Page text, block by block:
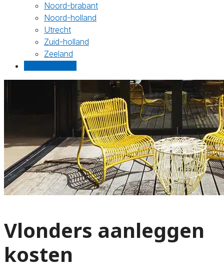
Noord-brabant
Noord-holland
Utrecht
Zuid-holland
Zeeland
Vlonders aanleggen
kosten